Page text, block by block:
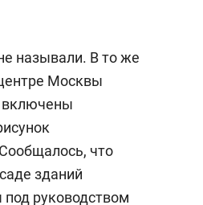
называли. В то же
Москвы
включены
что
зданий
руководством